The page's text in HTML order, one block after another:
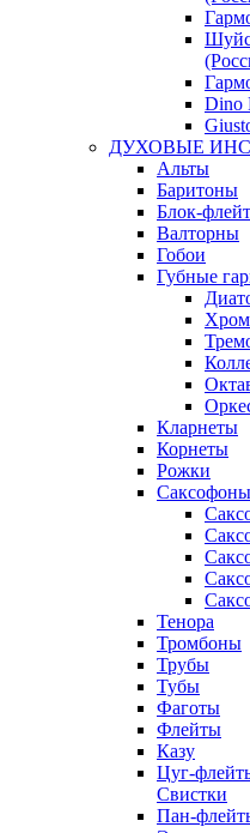
Dino
ДУХОВЫЕ
Альты
Баритоны
Блок-
Валторны
Гобои
Губные
Кларнеты
Корнеты
Рожки
Саксофоны
Тенора
Тромбоны
Трубы
Тубы
Фаготы
Флейты
Казу
Цуг-
Свистки
Пан-